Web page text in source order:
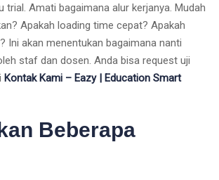
trial. Amati bagaimana alur kerjanya. Mudah
Apakah loading time cepat? Apakah
Ini akan menentukan bagaimana nanti
staf dan dosen. Anda bisa request uji
Kontak Kami – Eazy | Education Smart
Beberapa